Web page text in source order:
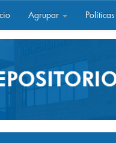
Agrupar Políticas